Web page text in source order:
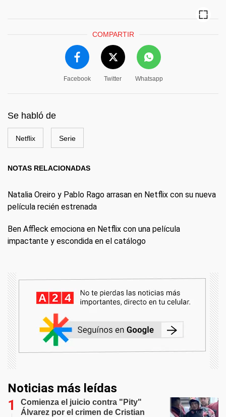
COMPARTIR
Facebook Twitter Whatsapp
Se habló de
Netflix Serie
NOTAS RELACIONADAS
Natalia Oreiro y Pablo Rago arrasan en Netflix con su nueva
película recién estrenada
Ben Affleck emociona en Netflix con una película
impactante y escondida en el catálogo
Noticias más leídas
Comienza el juicio contra "Pity"
Álvarez por el crimen de Cristian